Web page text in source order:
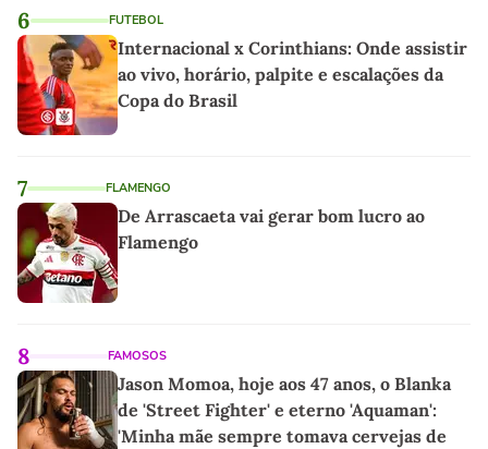
6 FUTEBOL
Internacional x Corinthians: Onde assistir
ao vivo, horário, palpite e escalações da
Copa do Brasil
7 FLAMENGO
De Arrascaeta vai gerar bom lucro ao
Flamengo
8 FAMOSOS
Jason Momoa, hoje aos 47 anos, o Blanka
de 'Street Fighter' e eterno 'Aquaman':
'Minha mãe sempre tomava cervejas de